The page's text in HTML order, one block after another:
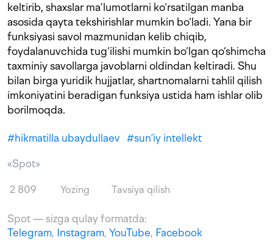
keltirib, shaxslar ma’lumotlarni ko‘rsatilgan manba
asosida qayta tekshirishlar mumkin bo‘ladi. Yana bir
funksiyasi savol mazmunidan kelib chiqib,
foydalanuvchida tug‘ilishi mumkin bo‘lgan qo‘shimcha
taxminiy savollarga javoblarni oldindan keltiradi. Shu
bilan birga yuridik hujjatlar, shartnomalarni tahlil qilish
imkoniyatini beradigan funksiya ustida ham ishlar olib
borilmoqda.
#hikmatilla ubaydullaev #sun’iy intellekt
«Spot»
2 809 Yozing Tavsiya qilish
Spot — sizga qulay formatda:
Telegram, Instagram, YouTube, Facebook